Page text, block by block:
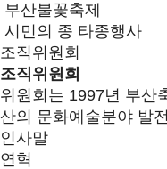
부산불꽃축제
시민의 종 타종행사
조직위원회
조직위원회
위원회는 1997년 부산
산의 문화예술분야 발
인사말
연혁